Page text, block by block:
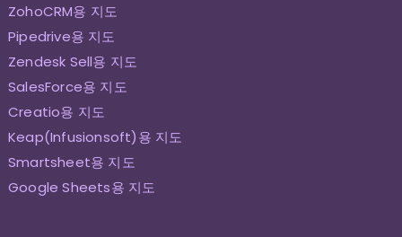
ZohoCRM용 지도
Pipedrive용 지도
Zendesk Sell용 지도
SalesForce용 지도
Creatio용 지도
Keap(Infusionsoft)용 지도
Smartsheet용 지도
Google Sheets용 지도